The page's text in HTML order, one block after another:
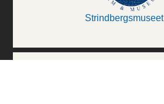
Strindbergsmuseet